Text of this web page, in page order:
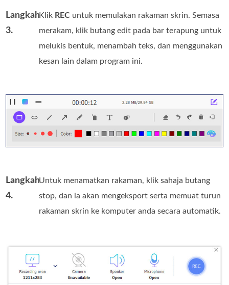
Langkah
3.
Klik REC untuk memulakan rakaman skrin. Semasa
merakam, klik butang edit pada bar terapung untuk
melukis bentuk, menambah teks, dan menggunakan
kesan lain dalam program ini.
Langkah
4.
Untuk menamatkan rakaman, klik sahaja butang
stop, dan ia akan mengeksport serta memuat turun
rakaman skrin ke komputer anda secara automatik.